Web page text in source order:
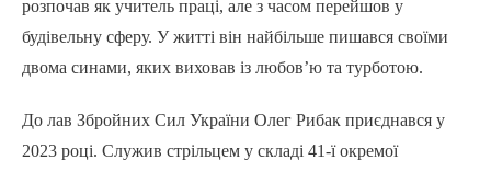
розпочав як учитель праці, але з часом перейшов у
будівельну сферу. У житті він найбільше пишався своїми
двома синами, яких виховав із любов’ю та турботою.
До лав Збройних Сил України Олег Рибак приєднався у
2023 році. Служив стрільцем у складі 41-ї окремої